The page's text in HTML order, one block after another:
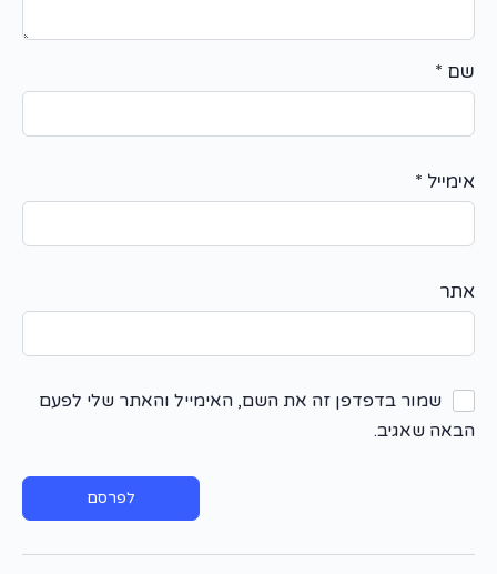
שם *
אימייל *
אתר
שמור בדפדפן זה את השם, האימייל והאתר שלי לפעם
הבאה שאגיב.